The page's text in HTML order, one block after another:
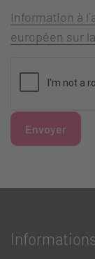
Information à
européen sur
Envoyer